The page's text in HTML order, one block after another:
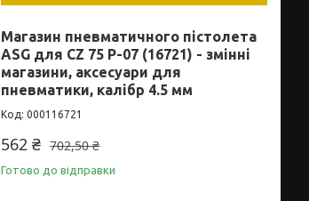
Магазин пневматичного пістолета
ASG для CZ 75 P-07 (16721) - змінні
магазини, аксесуари для
пневматики, калібр 4.5 мм
000116721
702,50 ₴
562 ₴
Готово до відправки